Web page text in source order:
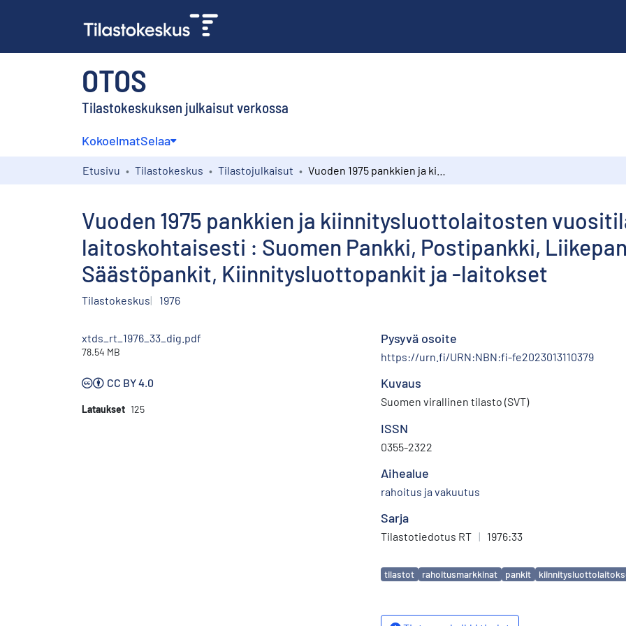
OTOS
Tilastokeskuksen julkaisut verkossa
KokoelmatSelaa
Etusivu Tilastokeskus Tilastojulkaisut
Vuoden 1975 pankkien ja kiinnitysluottolaitosten
laitoskohtaisesti : Suomen Pankki, Postipankki,
Säästöpankit, Kiinnitysluottopankit ja -laitokset
Tilastokeskus 1976
xtds_rt_1976_33_dig.pdf
78.54 MB
CC BY 4.0
Lataukset 125
Pysyvä osoite
https://urn.fi/URN:NBN:fi-fe2023013110379
Kuvaus
Suomen virallinen tilasto (SVT)
ISSN
0355-2322
Aihealue
rahoitus ja vakuutus
Sarja
Tilastotiedotus RT | 1976:33
Avainsanat
tilastot rahoitusmarkkinat pankit